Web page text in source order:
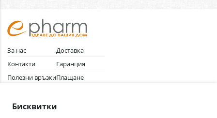
За нас
Контакти
Полезни връзки
Общи условия
Доставка
Гаранция
Плащане
Бисквитки